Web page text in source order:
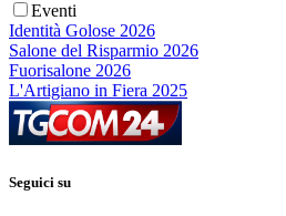
Eventi
Identità Golose 2026
Salone del Risparmio 2026
Fuorisalone 2026
L'Artigiano in Fiera 2025
Seguici su